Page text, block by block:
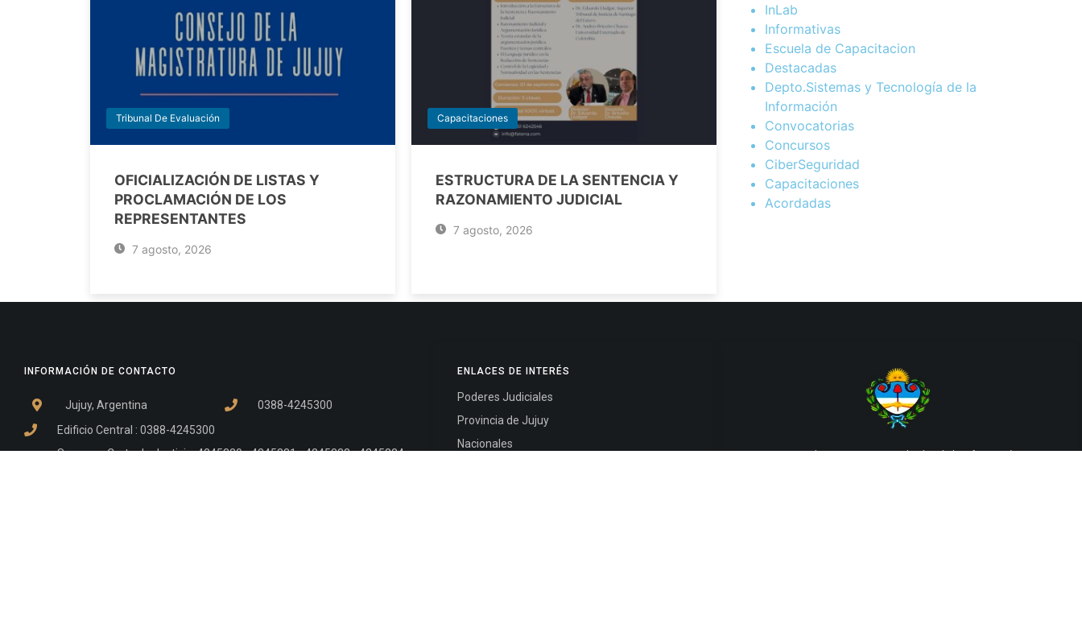
Tribunal De Evaluación
OFICIALIZACIÓN DE LISTAS Y
PROCLAMACIÓN DE LOS
REPRESENTANTES
7 agosto, 2026
Capacitaciones
ESTRUCTURA DE LA SENTENCIA Y
RAZONAMIENTO JUDICIAL
7 agosto, 2026
InLab
Informativas
Escuela de Capacitacion
Destacadas
Depto.Sistemas y Tecnología de la
Información
Convocatorias
Concursos
CiberSeguridad
Capacitaciones
Acordadas
INFORMACIÓN DE CONTACTO
Jujuy, Argentina
0388-4245300
Edificio Central : 0388-4245300
Suprema Corte de Justicia: 4245330 - 4245331 - 4245332 - 4245334
ENLACES DE INTERÉS
Poderes Judiciales
Provincia de Jujuy
Nacionales
Departamento de Sistemas y Tecnologías de la Información.